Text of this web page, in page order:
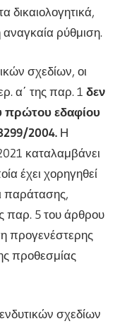
δικαιολογητικά,
αναγκαία ρύθμιση.
σχεδίων, οι
α΄ της παρ. 1δεν
πρώτου εδαφίου
2004. Η
καταλαμβάνει
έχει χορηγηθεί
παράτασης,
παρ. 5 του άρθρου
προγενέστερης
προθεσμίας
σχεδίων